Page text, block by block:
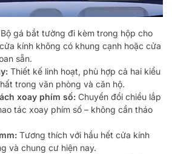
Bộ gá bắt tường đi kèm trong hộp cho
kính không có khung cạnh hoặc cửa
sẵn.
Thiết kế linh hoạt, phù hợp cả hai kiểu
trong văn phòng và căn hộ.
xoay phím số: Chuyển đổi chiều lắp
tác xoay phím số – không cần tháo
Tương thích với hầu hết cửa kính
và chung cư hiện nay.